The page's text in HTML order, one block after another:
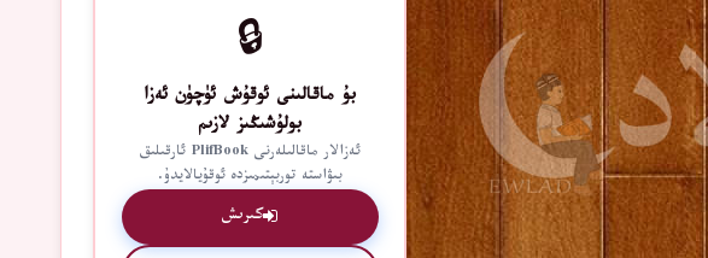
🔒
بۇ ماقالىنى ئوقۇش ئۈچۈن ئەزا
بولۇشىڭىز لازىم
ئەزالار ماقالىلەرنى PlifBook ئارقىلىق
بىۋاستە توربېتىمىزدە ئوقۇيالايدۇ.
كىرىش